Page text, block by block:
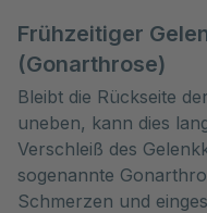
Frühzeitiger
(Gonarthrose)
Bleibt die Rückseite
uneben, kann dies
Verschleiß des
sogenannte
Schmerzen und